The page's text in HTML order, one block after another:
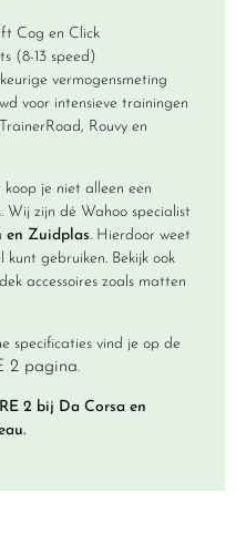
Cog en Click
(8-13 speed)
vermogensmeting
voor intensieve trainingen
Rouvy en
je niet alleen een
Wij zijn dé Wahoo specialist
en Zuidplas. Hierdoor weet
gebruiken. Bekijk ook
accessoires zoals matten
specificaties vind je op de
2 pagina.
2 bij Da Corsa en